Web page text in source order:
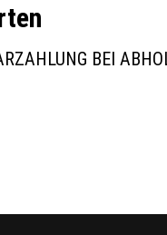
BEI